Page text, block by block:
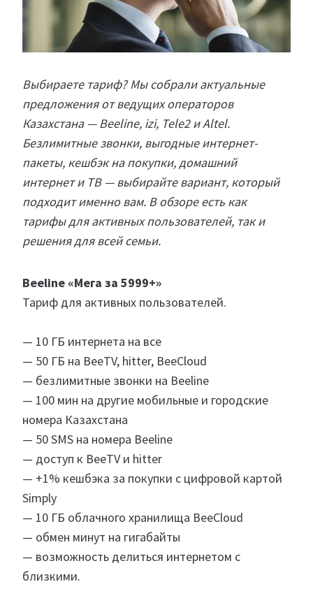
Выбираете тариф? Мы собрали актуальные
предложения от ведущих операторов
Казахстана — Beeline, izi, Tele2 и Altel.
Безлимитные звонки, выгодные интернет-
пакеты, кешбэк на покупки, домашний
интернет и ТВ — выбирайте вариант, который
подходит именно вам. В обзоре есть как
тарифы для активных пользователей, так и
решения для всей семьи.
Beeline «Мега за 5999+»
Тариф для активных пользователей.
— 10 ГБ интернета на все
— 50 ГБ на BeeTV, hitter, BeeCloud
— безлимитные звонки на Beeline
— 100 мин на другие мобильные и городские
номера Казахстана
— 50 SMS на номера Beeline
— доступ к BeeTV и hitter
— +1% кешбэка за покупки с цифровой картой
Simply
— 10 ГБ облачного хранилища BeeCloud
— обмен минут на гигабайты
— возможность делиться интернетом с
близкими.